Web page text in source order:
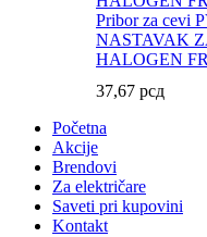
Pribor za cevi
NASTAVAK
HALOGEN
37,67 рсд
Početna
Akcije
Brendovi
Za električare
Saveti pri kupovini
Kontakt